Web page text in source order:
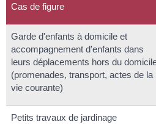
Cas de figure
Garde d'enfants à domicile et
accompagnement d'enfants dans
leurs déplacements hors du
(promenades, transport, actes de la
vie courante)
Petits travaux de jardinage